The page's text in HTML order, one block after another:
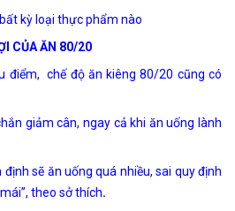
kỳ loại thực phẩm nào
CỦA ĂN 80/20
điểm, chế độ ăn kiêng 80/20 cũng có
giảm cân, ngay cả khi ăn uống lành
sẽ ăn uống quá nhiều, sai quy định
theo sở thích.